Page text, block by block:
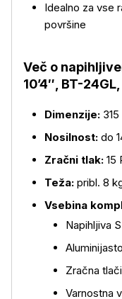
Idealno za vse
površine
Več o
10’4″, BT-
Dimenzije:
Nosilnost: do
Zračni tlak: 15
Teža: pribl. 8
Vsebina
Napihljiva
Zračna
Varnostna